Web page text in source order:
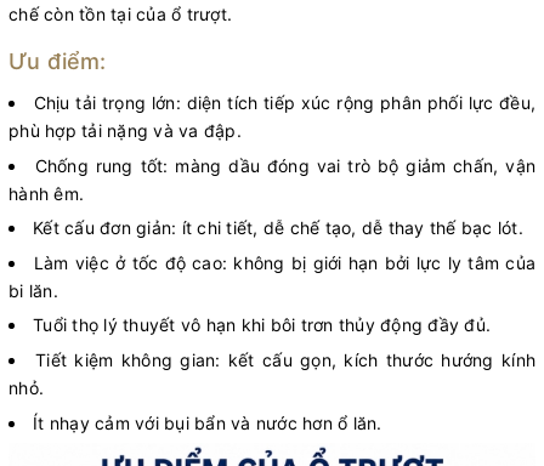
chế còn tồn tại của ổ trượt.
Ưu điểm:
Chịu tải trọng lớn: diện tích tiếp xúc rộng phân phối lực đều,
phù hợp tải nặng và va đập.
Chống rung tốt: màng dầu đóng vai trò bộ giảm chấn, vận
hành êm.
Kết cấu đơn giản: ít chi tiết, dễ chế tạo, dễ thay thế bạc lót.
Làm việc ở tốc độ cao: không bị giới hạn bởi lực ly tâm của
bi lăn.
Tuổi thọ lý thuyết vô hạn khi bôi trơn thủy động đầy đủ.
Tiết kiệm không gian: kết cấu gọn, kích thước hướng kính
nhỏ.
Ít nhạy cảm với bụi bẩn và nước hơn ổ lăn.